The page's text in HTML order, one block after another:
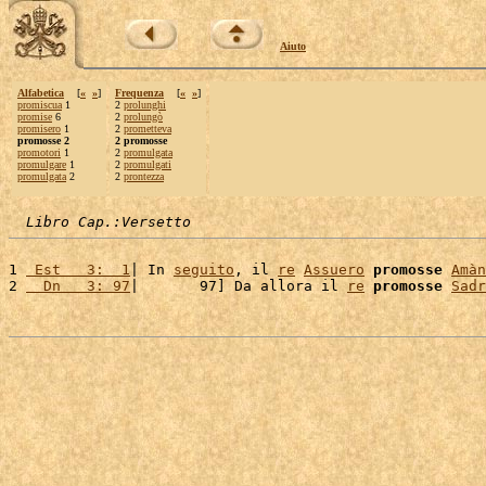
Aiuto
Alfabetica [« »]
promiscua 1
promise 6
promisero 1
promosse 2
promotori 1
promulgare 1
promulgata 2
Frequenza [« »]
2 prolunghi
2 prolungò
2 prometteva
2 promosse
2 promulgata
2 promulgati
2 prontezza
Libro Cap.:Versetto
1 Est   3:  1| In seguito , il re Assuero promosse Amàn
2
  Dn   3: 97
|       97] Da allora il re promosse